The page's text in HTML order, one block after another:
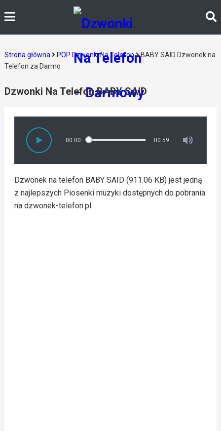
Strona główna POP Dzwonki Na Telefon
BABY SAID Dzwonek na
Telefon za Darmo
Dzwonki Na Telefon BABY SAID
00:00 00:59
Dzwonek na telefon BABY SAID (911.06 KB) jest jedną
z najlepszych Piosenki muzyki dostępnych do pobrania
na dzwonek-telefon.pl.